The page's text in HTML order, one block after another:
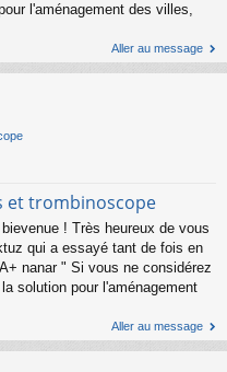
l'aménagement des villes,
Aller au message
et trombinoscope
! Très heureux de vous
qui a essayé tant de fois en
nanar " Si vous ne considérez
solution pour l'aménagement
Aller au message